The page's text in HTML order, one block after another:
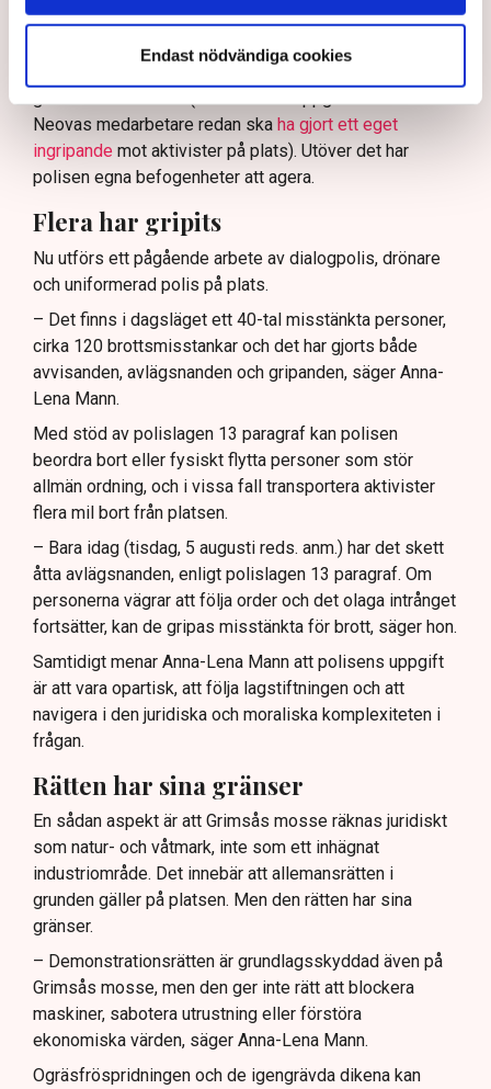
Endast nödvändiga cookies
kommunikationsavdelningen i region Väst, har
verksamhetsutövaren, eller dennes ordningsvakter, rätt
att be personer lämna platsen och skydda sin egendom
Neovas medarbetare redan ska ha gjort ett eget
ingripande mot aktivister på plats). Utöver det har
polisen egna befogenheter att agera.
Flera har gripits
Nu utförs ett pågående arbete av dialogpolis, drönare
och uniformerad polis på plats.
– Det finns i dagsläget ett 40-tal misstänkta personer,
cirka 120 brottsmisstankar och det har gjorts både
avvisanden, avlägsnanden och gripanden, säger Anna-
Lena Mann.
Med stöd av polislagen 13 paragraf kan polisen
beordra bort eller fysiskt flytta personer som stör
allmän ordning, och i vissa fall transportera aktivister
flera mil bort från platsen.
– Bara idag (tisdag, 5 augusti reds. anm.) har det skett
åtta avlägsnanden, enligt polislagen 13 paragraf. Om
personerna vägrar att följa order och det olaga intrånget
fortsätter, kan de gripas misstänkta för brott, säger hon.
Samtidigt menar Anna-Lena Mann att polisens uppgift
är att vara opartisk, att följa lagstiftningen och att
navigera i den juridiska och moraliska komplexiteten i
frågan.
Rätten har sina gränser
En sådan aspekt är att Grimsås mosse räknas juridiskt
som natur- och våtmark, inte som ett inhägnat
industriområde. Det innebär att allemansrätten i
grunden gäller på platsen. Men den rätten har sina
gränser.
– Demonstrationsrätten är grundlagsskyddad även på
Grimsås mosse, men den ger inte rätt att blockera
maskiner, sabotera utrustning eller förstöra
ekonomiska värden, säger Anna-Lena Mann.
Ogräsfröspridningen och de igengrävda dikena kan